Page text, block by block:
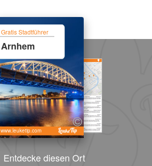
Gratis Stadtführer
Arnhem
www.leuketip.com
Entdecke diesen Ort